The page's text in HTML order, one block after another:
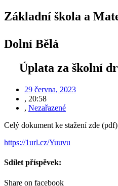
Základní škola a
Dolní Bělá
Úplata za školní
29 června, 2023
, 20:58
, Nezařazené
Celý dokument ke stažení zde
https://1url.cz/Yuuvu
Sdílet příspěvek:
Share on facebook